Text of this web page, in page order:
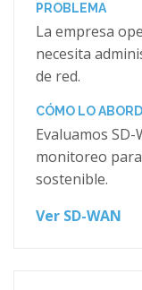
PROBLEMA
La empresa
necesita
de red.
CÓMO LO
Evaluamos
monitoreo
sostenible.
Ver SD-WAN